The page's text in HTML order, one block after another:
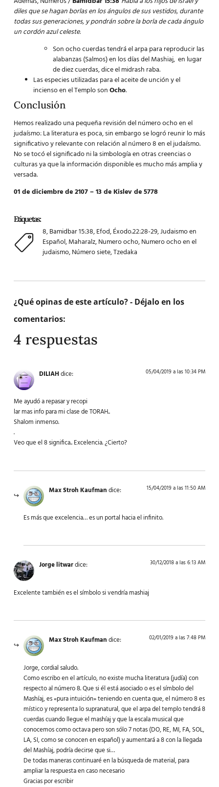
diles que se hagan borlas en los ángulos de sus vestidos, durante
todas sus generaciones, y pondrán sobre la borla de cada ángulo
un cordón azul celeste.
Son ocho cuerdas tendrá el arpa para reproducir las
alabanzas (Salmos) en los días del Mashiaj, en lugar
de diez cuerdas, dice el midrash raba.
Las especies utilizadas para el aceite de unción y el
incienso en el Templo sonOcho.
Conclusión
Hemos realizado una pequeña revisión del número ocho en el
judaísmo: La literatura es poca, sin embargo se logró reunir lo más
significativo y relevante con relación al número 8 en el judaísmo.
No se tocó el significado ni la simbología en otras creencias o
culturas ya que la información disponible es mucho más amplia y
versada.
01 de diciembre de 2107 – 13 de Kislev de 5778
Etiquetas:
8,Bamidbar 15:38,Efod,Éxodo.22:28-29,Judaismo en
Español,Maharalz,Numero ocho,Numero ocho en el
judaismo,Número siete,Tzedaka
¿Qué opinas de este artículo? - Déjalo en los
comentarios:
4 respuestas
DILIAH dice: 05/04/2019 a las 10:34 PM
Me ayudó a repasar y recopi
lar mas info para mi clase de TORAH..
Shalom inmenso.
.
Veo que el 8 significa.. Excelencia. ¿Cierto?
Max Stroh Kaufman dice: 15/04/2019 a las 11:50 AM
Es más que excelencia… es un portal hacia el infinito.
Jorge litwardice: 30/12/2018 a las 6:13 AM
Excelente también es el símbolo si vendría mashiaj
Max Stroh Kaufman dice: 02/01/2019 a las 7:48 PM
Jorge, cordial saludo.
Como escribo en el artículo, no existe mucha literatura (judía) con
respecto al número 8. Que si él está asociado o es el símbolo del
Mashíaj, es «pura intuición» teniendo en cuenta que, el número 8 es
místico y representa lo supranatural, que el arpa del templo tendrá 8
cuerdas cuando llegue el mashíaj y que la escala musical que
conocemos como octava pero son sólo 7 notas (DO, RE, MI, FA, SOL,
LA, SI, como se conocen en español) y aumentará a 8 con la llegada
del Mashíaj, podría decirse que si…
De todas maneras continuaré en la búsqueda de material, para
ampliar la respuesta en caso necesario
Gracias por escribir